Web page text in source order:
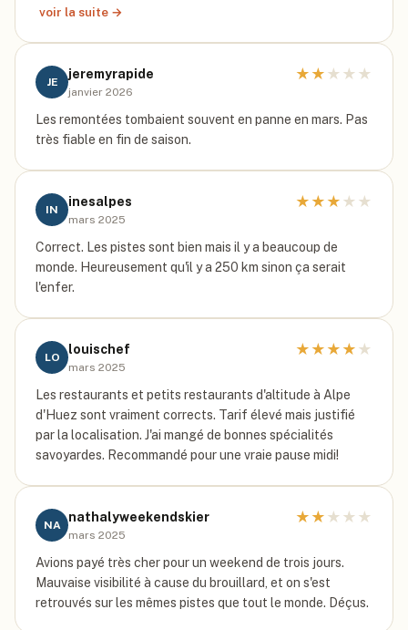
voir la suite →
JE
jeremyrapide
janvier 2026
★ ★ ★ ★ ★
Les remontées tombaient souvent en panne en mars. Pas
très fiable en fin de saison.
IN
inesalpes
mars 2025
★ ★ ★ ★ ★
Correct. Les pistes sont bien mais il y a beaucoup de
monde. Heureusement qu'il y a 250 km sinon ça serait
l'enfer.
LO
louischef
mars 2025
★ ★ ★ ★ ★
Les restaurants et petits restaurants d'altitude à Alpe
d'Huez sont vraiment corrects. Tarif élevé mais justifié
par la localisation. J'ai mangé de bonnes spécialités
savoyardes. Recommandé pour une vraie pause midi!
NA
nathalyweekendskier
mars 2025
★ ★ ★ ★ ★
Avions payé très cher pour un weekend de trois jours.
Mauvaise visibilité à cause du brouillard, et on s'est
retrouvés sur les mêmes pistes que tout le monde. Déçus.